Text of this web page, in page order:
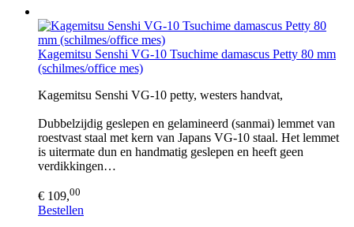
Kagemitsu Senshi VG-10 Tsuchime damascus Petty 80 mm
(schilmes/office mes)
Kagemitsu Senshi VG-10 petty, westers handvat,
Dubbelzijdig geslepen en gelamineerd (sanmai) lemmet van
roestvast staal met kern van Japans VG-10 staal. Het lemmet
is uitermate dun en handmatig geslepen en heeft geen
verdikkingen…
€ 109,00
Bestellen